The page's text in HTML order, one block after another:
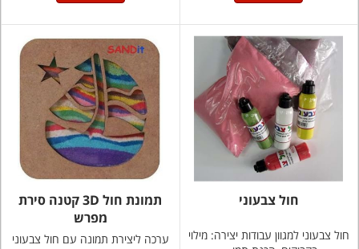
חול צבעוני
חול צבעוני למגוון עבודות יצירה: מילוי
תמונת חול 3D קטנה סירת
מפרש
ערכה ליצירת תמונה עם חול צבעוני